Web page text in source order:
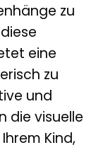
zu
eine
zu
und
die visuelle
Kind,